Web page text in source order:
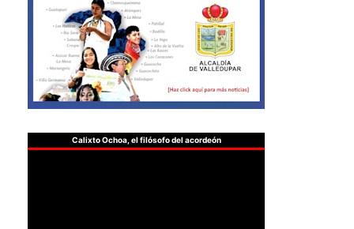
Calixto Ochoa, el filósofo del acordeón